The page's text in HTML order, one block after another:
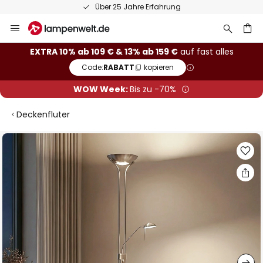
Über 25 Jahre Erfahrung
Inhalt
springen
EXTRA 10% ab 109 € & 13% ab 159 €auf fast alles
Code:RABATT kopieren
WOW Week:Bis zu -70%
Deckenfluter
Zum
springen